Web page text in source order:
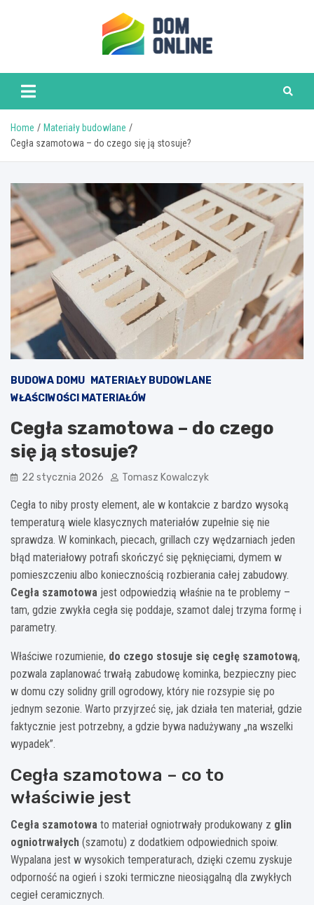
www.domonline.pl
Home
Materiały budowlane
Cegła szamotowa – do czego się ją stosuje?
BUDOWA DOMU
MATERIAŁY BUDOWLANE
WŁAŚCIWOŚCI MATERIAŁÓW
Cegła szamotowa – do czego
się ją stosuje?
22 stycznia 2026 Tomasz Kowalczyk
Cegła to niby prosty element, ale w kontakcie z bardzo wysoką
temperaturą wiele klasycznych materiałów zupełnie się nie
sprawdza. W kominkach, piecach, grillach czy wędzarniach jeden
błąd materiałowy potrafi skończyć się pęknięciami, dymem w
pomieszczeniu albo koniecznością rozbierania całej zabudowy.
Cegła szamotowa jest odpowiedzią właśnie na te problemy –
tam, gdzie zwykła cegła się poddaje, szamot dalej trzyma formę i
parametry.
Właściwe rozumienie, do czego stosuje się cegłę szamotową,
pozwala zaplanować trwałą zabudowę kominka, bezpieczny piec
w domu czy solidny grill ogrodowy, który nie rozsypie się po
jednym sezonie. Warto przyjrzeć się, jak działa ten materiał, gdzie
faktycznie jest potrzebny, a gdzie bywa nadużywany „na wszelki
wypadek”.
Cegła szamotowa – co to
właściwie jest
Cegła szamotowa to materiał ogniotrwały produkowany z glin
ogniotrwałych (szamotu) z dodatkiem odpowiednich spoiw.
Wypalana jest w wysokich temperaturach, dzięki czemu zyskuje
odporność na ogień i szoki termiczne nieosiągalną dla zwykłych
cegieł ceramicznych.